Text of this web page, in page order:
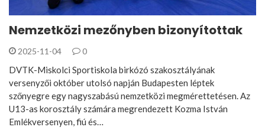
Nemzetközi mezőnyben bizonyítottak
2025-11-04 0
DVTK-Miskolci Sportiskola birkózó szakosztályának
versenyzői október utolsó napján Budapesten léptek
szőnyegre egy nagyszabású nemzetközi megmérettetésen. Az
U13-as korosztály számára megrendezett Kozma István
Emlékversenyen, fiú és…